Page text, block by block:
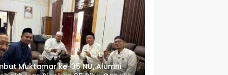
Muktamar ke-35 NU, Alumni